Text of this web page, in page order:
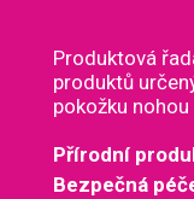
Produktová
produktů
pokožku
Přírodní
Bezpečná